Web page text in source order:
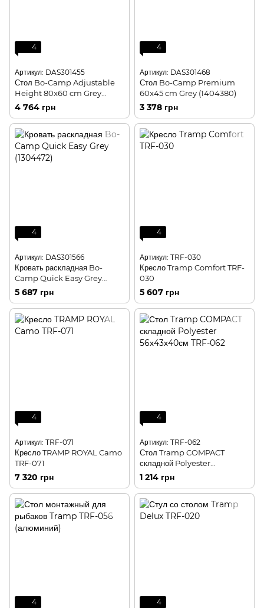
4
Артикул: DAS301455
Стол Bo-Camp Adjustable
Height 80x60 cm Grey
(1405505)
4 764 грн
4
Артикул: DAS301468
Стол Bo-Camp Premium
60x45 cm Grey (1404380)
3 378 грн
4
Артикул: DAS301566
Кровать раскладная Bo-
Camp Quick Easy Grey
(1304472)
5 687 грн
4
Артикул: TRF-030
Кресло Tramp Comfort TRF-
030
5 607 грн
4
Артикул: TRF-071
Кресло TRAMP ROYAL Camo
TRF-071
7 320 грн
4
Артикул: TRF-062
Стол Tramp COMPACT
складной Polyester
56х43х40см TRF-062
1 214 грн
4 4